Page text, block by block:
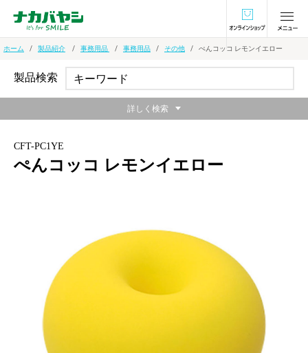
オンラインショ
ホーム 製品紹介 事務用品 事務用品 その他 ぺんコッコ レモンイエロー
CFT-PC1YE
ぺんコッコ レモンイエロー
ペン先だけでしっかり支える1本用ペンスタンド
メーカー希望小売価格：
¥620
製品検索
詳しく検索